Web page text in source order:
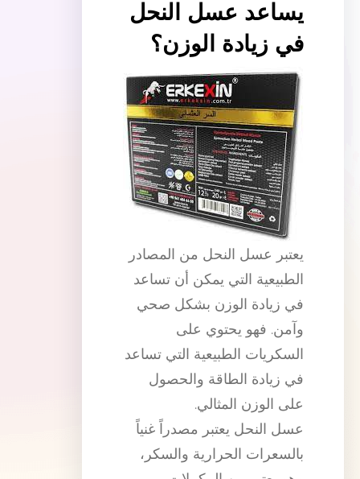
يساعد عسل النحل
في زيادة الوزن؟
يعتبر عسل النحل من المصادر
الطبيعية التي يمكن أن تساعد
في زيادة الوزن بشكل صحي
وآمن. فهو يحتوي على
السكريات الطبيعية التي تساعد
في زيادة الطاقة والحصول
على الوزن المثالي.
عسل النحل يعتبر مصدراً غنياً
بالسعرات الحرارية والسكر،